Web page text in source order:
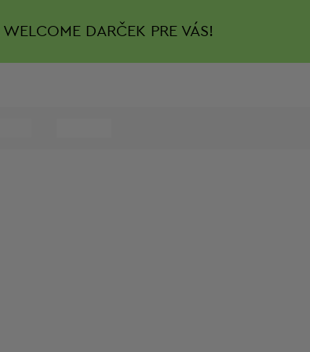
WELCOME DARČEK PRE VÁS!